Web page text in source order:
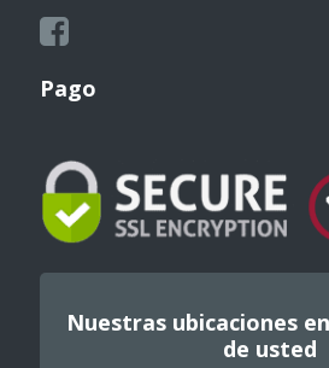
Pago
Nuestras ubicaciones
de usted